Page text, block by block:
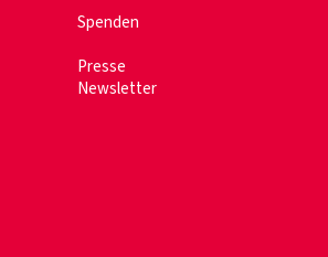
Spenden
Presse
Newsletter